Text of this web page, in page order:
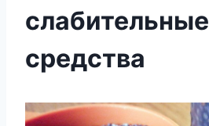
слабительные
средства